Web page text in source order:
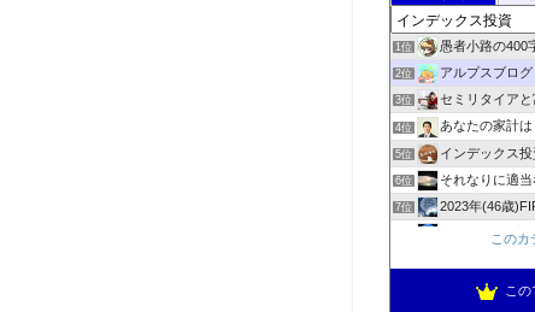
1位 愚者小路の400
2位 アルプスブログ
3位 セミリタイア
4位 あなたの家計は
5位 インデックス
6位 それなりに適
7位 2023年(46歳
3階建ての資産
スパコンSEが効
降りてからの
このカ
こ